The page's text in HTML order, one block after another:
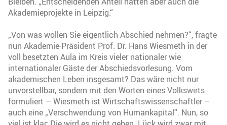
Akademieprojekte in Leipzig.“
„Von was wollen Sie eigentlich Abschied nehmen?“, fragte
nun Akademie-Präsident Prof. Dr. Hans Wiesmeth in der
voll besetzten Aula im Kreis vieler nationaler wie
internationaler Gäste der Abschiedsvorlesung. Vom
akademischen Leben insgesamt? Das wäre nicht nur
unvorstellbar, sondern mit den Worten eines Volkswirts
formuliert – Wiesmeth ist Wirtschaftswissenschaftler –
auch eine „Verschwendung von Humankapital“. Nun, so